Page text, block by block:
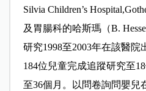
Silvia Children’s
及胃腸科的哈斯瑪（B.
研究1998至2003年在該醫
184位兒童完成追蹤研究至
至36個月。以問卷詢問嬰兒